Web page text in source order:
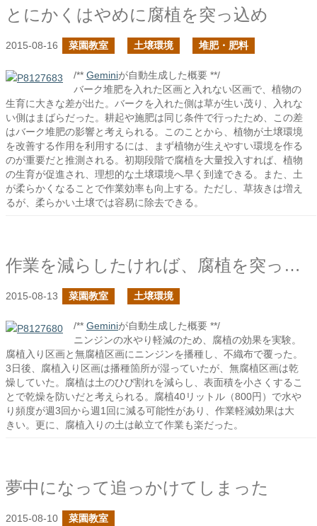
とにかくはやめに腐植を突っ込め
2015-08-16 菜園教室 土壌環境 堆肥・肥料
/** Geminiが自動生成した概要 **/
バーク堆肥を入れた区画と入れない区画で、植物の
生育に大きな差が出た。バークを入れた側は草が生い茂り、入れな
い側はまばらだった。耕起や施肥は同じ条件で行ったため、この差
はバーク堆肥の影響と考えられる。このことから、植物が土壌環境
を改善する作用を利用するには、まず植物が生えやすい環境を作る
のが重要だと推測される。初期段階で腐植を大量投入すれば、植物
の生育が促進され、理想的な土壌環境へ早く到達できる。また、土
が柔らかくなることで作業効率も向上する。ただし、草抜きは増え
るが、柔らかい土壌では容易に除去できる。
作業を減らしたければ、腐植を突っ込め
2015-08-13 菜園教室 土壌環境
/** Geminiが自動生成した概要 **/
ニンジンの水やり軽減のため、腐植の効果を実験。
腐植入り区画と無腐植区画にニンジンを播種し、不織布で覆った。
3日後、腐植入り区画は播種箇所が湿っていたが、無腐植区画は乾
燥していた。腐植は土のひび割れを減らし、表面積を小さくするこ
とで乾燥を防いだと考えられる。腐植40リットル（800円）で水や
り頻度が週3回から週1回に減る可能性があり、作業軽減効果は大
きい。更に、腐植入りの土は畝立て作業も楽だった。
夢中になって追っかけてしまった
2015-08-10 菜園教室